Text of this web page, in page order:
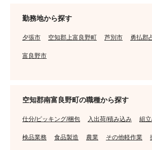
勤務地から探す
夕張市 空知郡上富良野町 芦別市 勇払郡
富良野市
空知郡南富良野町の職種から探す
仕分/ピッキング/梱包 入出荷/積み込み 組
検品業務 食品製造 農業 その他軽作業